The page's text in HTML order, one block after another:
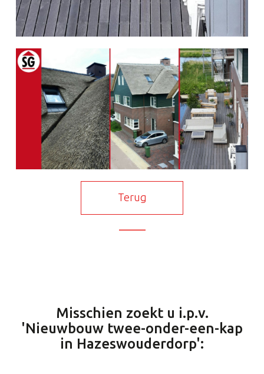
Terug
Misschien zoekt u i.p.v.
'Nieuwbouw twee-onder-een-kap
in Hazeswouderdorp':